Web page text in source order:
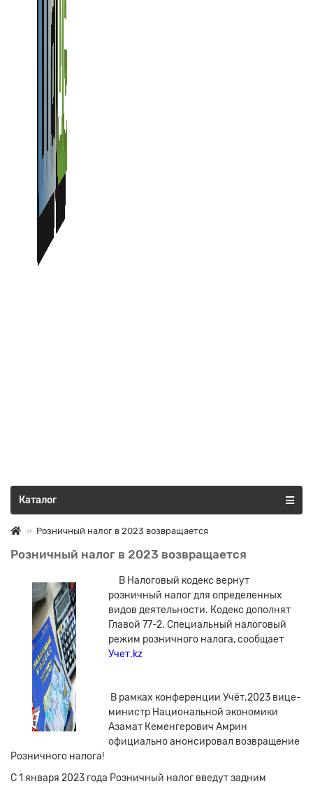
Все категории
Каталог
Розничный налог в 2023 возвращается
Розничный налог в 2023 возвращается
В Налоговый кодекс вернут
розничный налог для определенных
видов деятельности. Кодекс дополнят
Главой 77-2. Специальный налоговый
режим розничного налога, сообщает
Учет.kz
В рамках конференции Учёт.2023 вице-
министр Национальной экономики
Азамат Кеменгерович Амрин
официально анонсировал возвращение
Розничного налога!
С 1 января 2023 года Розничный налог введут задним